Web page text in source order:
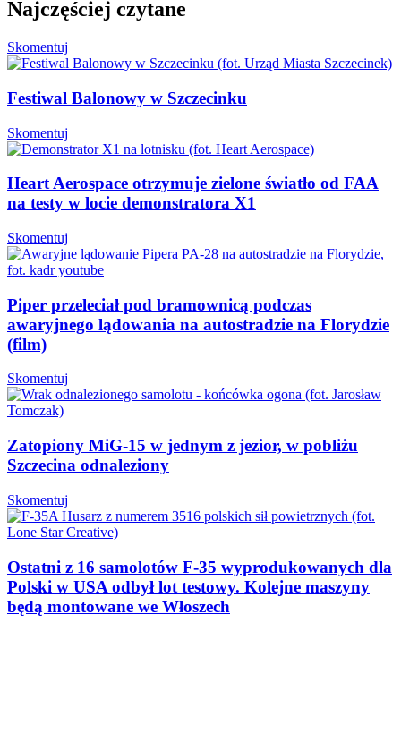
Najczęściej czytane
Skomentuj
Festiwal Balonowy w Szczecinku
Skomentuj
Heart Aerospace otrzymuje zielone światło od FAA
na testy w locie demonstratora X1
Skomentuj
Piper przeleciał pod bramownicą podczas
awaryjnego lądowania na autostradzie na Florydzie
(film)
Skomentuj
Zatopiony MiG-15 w jednym z jezior, w pobliżu
Szczecina odnaleziony
Skomentuj
Ostatni z 16 samolotów F-35 wyprodukowanych dla
Polski w USA odbył lot testowy. Kolejne maszyny
będą montowane we Włoszech